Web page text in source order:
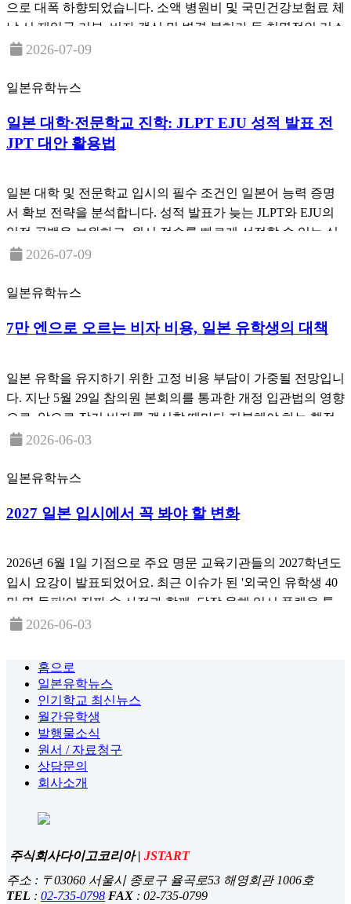
으로 대폭 하향되었습니다. 소액 병원비 및 국민건강보험료 체
납 시 재입국 거부, 비자 갱신 및 변경 불허가 등 치명적인 리스
크와 예방 수칙을 정리합니다.
2026-07-09
일본유학뉴스
일본 대학·전문학교 진학: JLPT EJU 성적 발표 전
JPT 대안 활용법
일본 대학 및 전문학교 입시의 필수 조건인 일본어 능력 증명
서 확보 전략을 분석합니다. 성적 발표가 늦는 JLPT와 EJU의
일정 공백을 보완하고, 원서 접수를 빠르게 선점할 수 있는 실
전 대안인 JPT 활용법을 공유합니다.
2026-07-09
일본유학뉴스
7만 엔으로 오르는 비자 비용, 일본 유학생의 대책
일본 유학을 유지하기 위한 고정 비용 부담이 가중될 전망입니
다. 지난 5월 29일 참의원 본회의를 통과한 개정 입관법의 영향
으로, 앞으로 장기 비자를 갱신할 때마다 지불해야 하는 행정
수수료가 최대 7만 엔 안팎까지 인상된다는 속보입니다.
2026-06-03
일본유학뉴스
2027 일본 입시에서 꼭 봐야 할 변화
2026년 6월 1일 기점으로 주요 명문 교육기관들의 2027학년도
입시 요강이 발표되었어요. 최근 이슈가 된 '외국인 유학생 40
만 명 돌파'의 진짜 속 사정과 함께, 당장 올해 입시 플랜을 통
째로 바꿔야 할 만큼 중요한 변동 사항을 핵심만 빠르게 정리
2026-06-03
홈으로
일본유학뉴스
인기학교 최신뉴스
월간유학생
발행물소식
원서 / 자료청구
상담문의
회사소개
주식회사다이고코리아 | JSTART
주소 : 〒03060 서울시 종로구 율곡로53 해영회관 1006호
TEL : 02-735-0798 FAX : 02-735-0799